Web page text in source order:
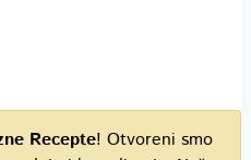
Recepte! Otvoreni smo